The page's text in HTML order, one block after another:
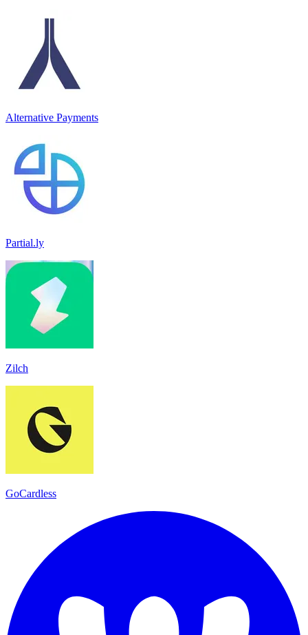
Alternative Payments
Partial.ly
Zilch
GoCardless